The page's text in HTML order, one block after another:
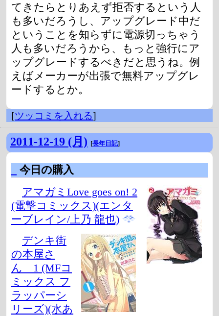
てきたらとりあえず拒否するという人
も多いだろうし、アップグレード中だ
ということを知らずに電源切っちゃう
人も多いだろうから、もっと強行にア
ップグレードするべきだと思うね。例
えばメーカーが出張で無料アップグレ
ードするとか。
[ツッコミを入れる]
2011-12-19 (月) [長年日記]
今日の購入
アマガミLove goes on! 2
(電撃コミックス)(エンタ
ーブレイン/上乃 龍也)
デンキ街
の本屋さ
ん 1 (MFコ
ミックス フ
ラッパーシ
リーズ)(水あ